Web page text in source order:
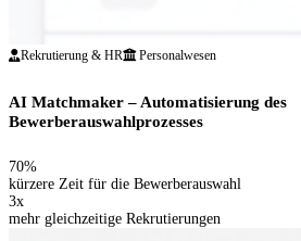
Rekrutierung & HR Personalwesen
AI Matchmaker – Automatisierung des
Bewerberauswahlprozesses
70%
kürzere Zeit für die Bewerberauswahl
3x
mehr gleichzeitige Rekrutierungen